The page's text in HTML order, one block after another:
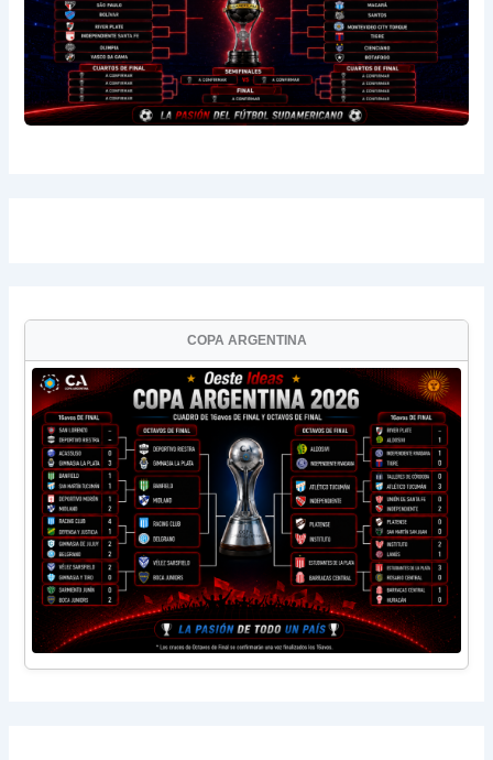
COPA ARGENTINA